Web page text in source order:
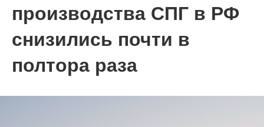
производства СПГ в РФ
снизились почти в
полтора раза